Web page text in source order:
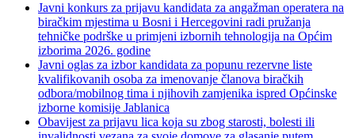
Javni konkurs za prijavu kandidata za angažman operatera na
biračkim mjestima u Bosni i Hercegovini radi pružanja
tehničke podrške u primjeni izbornih tehnologija na Općim
izborima 2026. godine
Javni oglas za izbor kandidata za popunu rezervne liste
kvalifikovanih osoba za imenovanje članova biračkih
odbora/mobilnog tima i njihovih zamjenika ispred Općinske
izborne komisije Jablanica
Obavijest za prijavu lica koja su zbog starosti, bolesti ili